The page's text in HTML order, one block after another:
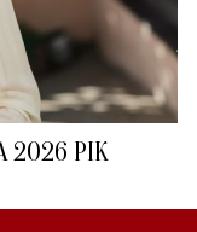
2026 РІК